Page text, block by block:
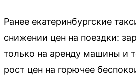
Ранее екатеринбургские
снижении цен на поездки:
только на аренду машины и
рост цен на горючее